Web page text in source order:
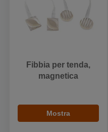
Fibbia per tenda,
magnetica
Mostra